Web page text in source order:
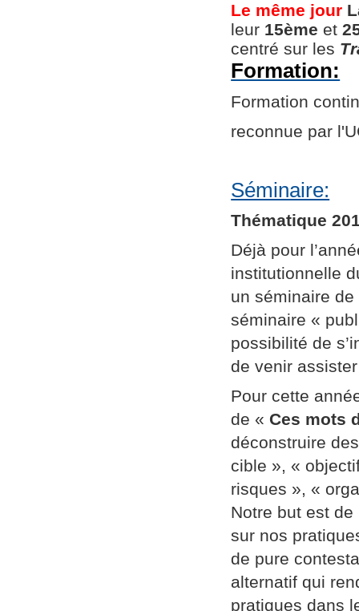
Le même jour
leur 15ème et
centré sur les
Formation:
Formation
reconnue par
Séminaire:
Thématique
Déjà pour
institutionnelle
un séminaire
séminaire «
possibilité de
de venir
Pour cette
de « Ces mots
déconstruire
cible », «
risques », «
Notre but est de
sur nos
de pure
alternatif qui
pratiques dans